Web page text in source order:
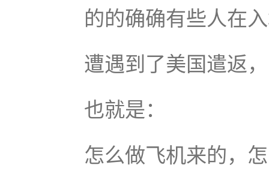
的的确确有些人在
遭遇到了美国遣返，
也就是：
怎么做飞机来的，